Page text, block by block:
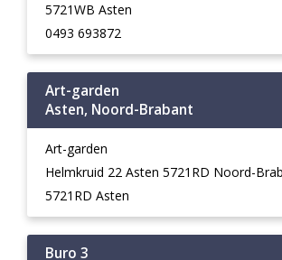
5721WB Asten
0493 693872
Art-garden
Asten, Noord-Brabant
Art-garden
Helmkruid 22 Asten 5721RD Noord-
5721RD Asten
Buro 3